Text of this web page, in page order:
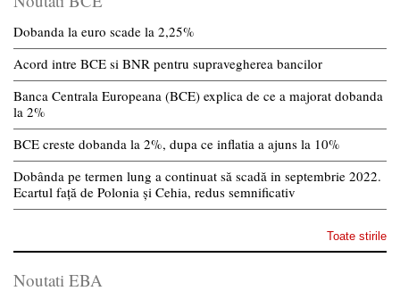
Dobanda la euro scade la 2,25%
Acord intre BCE si BNR pentru supravegherea bancilor
Banca Centrala Europeana (BCE) explica de ce a majorat dobanda
la 2%
BCE creste dobanda la 2%, dupa ce inflatia a ajuns la 10%
Dobânda pe termen lung a continuat să scadă in septembrie 2022.
Ecartul față de Polonia și Cehia, redus semnificativ
Toate stirile
Noutati EBA